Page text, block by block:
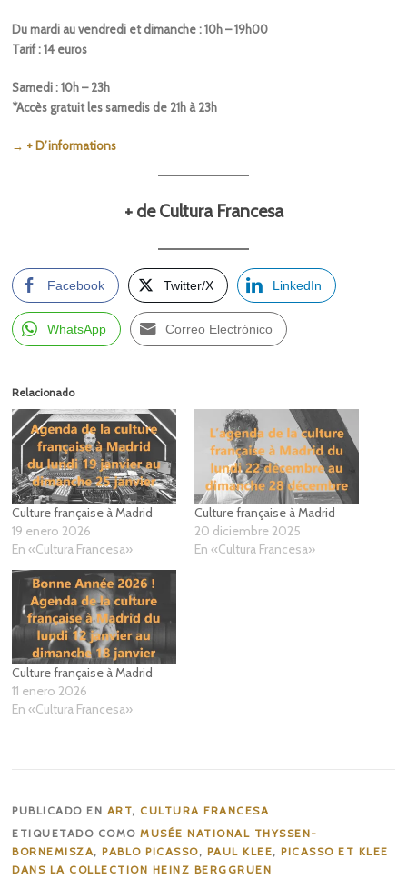
Du mardi au vendredi et dimanche : 10h – 19h00
Tarif : 14 euros
Samedi : 10h – 23h
*Accès gratuit les samedis de 21h à 23h
→ + D’informations
+ de Cultura Francesa
Facebook Twitter/X LinkedIn
WhatsApp Correo Electrónico
Relacionado
Culture française à Madrid
19 enero 2026
En «Cultura Francesa»
Culture française à Madrid
20 diciembre 2025
En «Cultura Francesa»
Culture française à Madrid
11 enero 2026
En «Cultura Francesa»
PUBLICADO EN ART, CULTURA FRANCESA
ETIQUETADO COMOMUSÉE NATIONAL THYSSEN-
BORNEMISZA,PABLO PICASSO, PAUL KLEE,PICASSO ET KLEE
DANS LA COLLECTION HEINZ BERGGRUEN